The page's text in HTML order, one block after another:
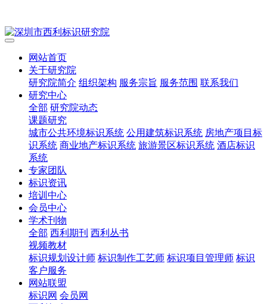
网站首页
关于研究院
研究院简介 组织架构 服务宗旨 服务范围 联系我们
研究中心
全部 研究院动态
课题研究
城市公共环境标识系统 公用建筑标识系统 房地产项目标
识系统 商业地产标识系统 旅游景区标识系统 酒店标识
系统
专家团队
标识资讯
培训中心
会员中心
学术刊物
全部 西利期刊 西利丛书
视频教材
标识规划设计师 标识制作工艺师 标识项目管理师 标识
客户服务
网站联盟
标识网 会员网